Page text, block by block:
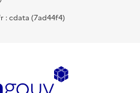
: cdata (7ad44f4)